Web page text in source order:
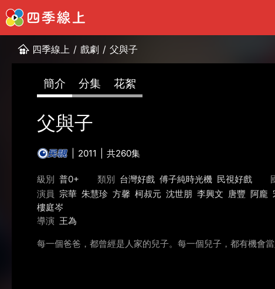
四季線上 / 戲劇 / 父與子
簡介 分集 花絮
父與子
2011 共260集
級別 普0+ 類別 台灣好戲 傅子純時光機 民視好戲
演員 宗華 朱慧珍 方馨 柯叔元 沈世朋 李興文 唐豐 阿龐
樓庭岑
導演 王為
每一個爸爸，都曾經是人家的兒子。每一個兒子，都有機會